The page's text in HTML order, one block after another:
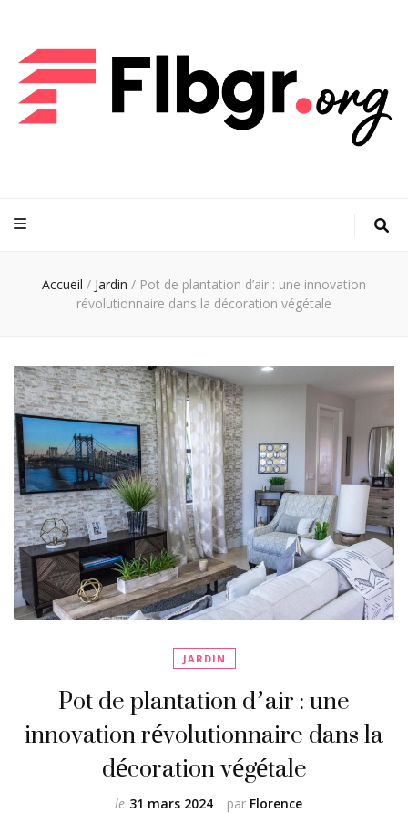
Accueil / Jardin / Pot de plantation d’air : une innovation
révolutionnaire dans la décoration végétale
JARDIN
Pot de plantation d’air : une
innovation révolutionnaire dans la
décoration végétale
par Florence
le 31 mars 2024